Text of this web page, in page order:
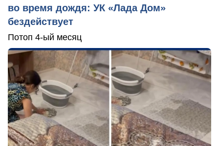
во время дождя: УК «Лада Дом»
бездействует
Потоп 4-ый месяц